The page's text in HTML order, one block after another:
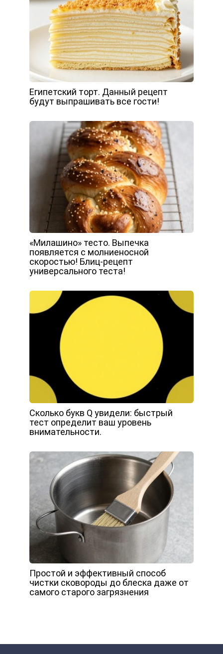
Египетский торт. Данный рецепт
будут выпрашивать все гости!
«Милашино» тесто. Выпечка
появляется с молниеносной
скоростью! Блиц-рецепт
универсального теста!
Сколько букв Q увидели: быстрый
тест определит ваш уровень
внимательности.
Простой и эффективный способ
чистки сковороды до блеска даже от
самого старого загрязнения